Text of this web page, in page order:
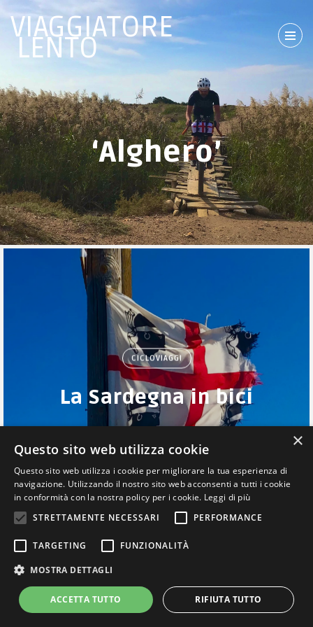
VIAGGIATORE
LENTO
‘Alghero’
CICLOVIAGGI
La Sardegna in bici
VIAGGIATORE LENTO |
×
Questo sito web utilizza cookie
Questo sito web utilizza i cookie per migliorare la tua esperienza di
navigazione. Utilizzando il nostro sito web acconsenti a tutti i cookie
in conformità con la nostra policy per i cookie. Leggi di più
STRETTAMENTE NECESSARI
PERFORMANCE
TARGETING FUNZIONALITÀ
MOSTRA DETTAGLI
ACCETTA TUTTO RIFIUTA TUTTO